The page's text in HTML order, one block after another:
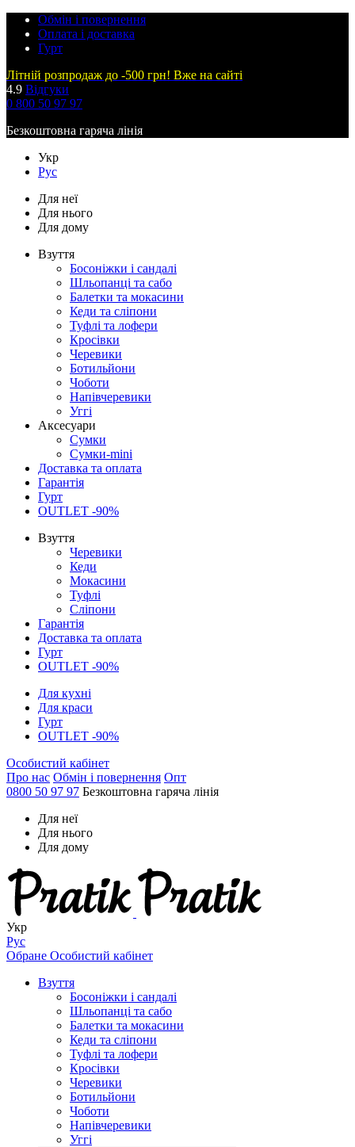
Обмін і повернення
Оплата і доставка
Гурт
Літній розпродаж до -500 грн! Вже на сайті
4.9 Відгуки
0 800 50 97 97
Безкоштовна гаряча лінія
Укр
Рус
Для неї
Для нього
Для дому
Взуття
Босоніжки і сандалі
Шльопанці та сабо
Балетки та мокасини
Кеди та сліпони
Туфлі та лофери
Кросівки
Черевики
Ботильйони
Чоботи
Напівчеревики
Уггі
Аксесуари
Сумки
Сумки-mini
Доставка та оплата
Гарантія
Гурт
OUTLET -90%
Взуття
Черевики
Кеди
Мокасини
Туфлі
Сліпони
Гарантія
Доставка та оплата
Гурт
OUTLET -90%
Для кухні
Для краси
Гурт
OUTLET -90%
Особистий кабінет
Про нас Обмін і повернення Опт
0800 50 97 97 Безкоштовна гаряча лінія
Для неї
Для нього
Для дому
Укр
Рус
Обране Особистий кабінет
Взуття
Босоніжки і сандалі
Шльопанці та сабо
Балетки та мокасини
Кеди та сліпони
Туфлі та лофери
Кросівки
Черевики
Ботильйони
Чоботи
Напівчеревики
Уггі